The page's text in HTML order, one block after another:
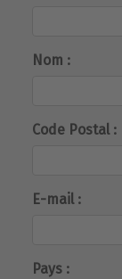
Nom :
Code Postal :
E-mail :
Pays :